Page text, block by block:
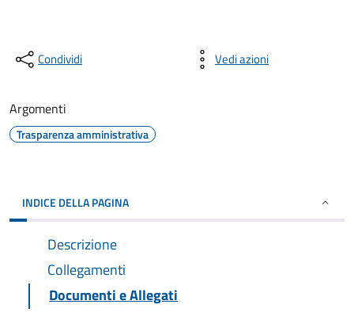
Condividi Vedi azioni
Argomenti
Trasparenza amministrativa
INDICE DELLA PAGINA
Descrizione
Collegamenti
Documenti e Allegati